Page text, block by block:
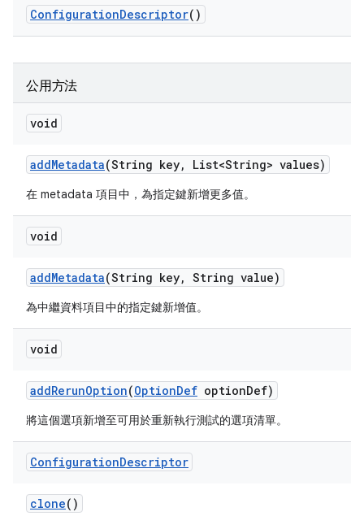
ConfigurationDescriptor()
公用方法
void
addMetadata(String key, List<String> values)
在 metadata 項目中，為指定鍵新增更多值。
void
addMetadata(String key, String value)
為中繼資料項目中的指定鍵新增值。
void
addRerunOption(OptionDef optionDef)
將這個選項新增至可用於重新執行測試的選項清單。
ConfigurationDescriptor
clone()